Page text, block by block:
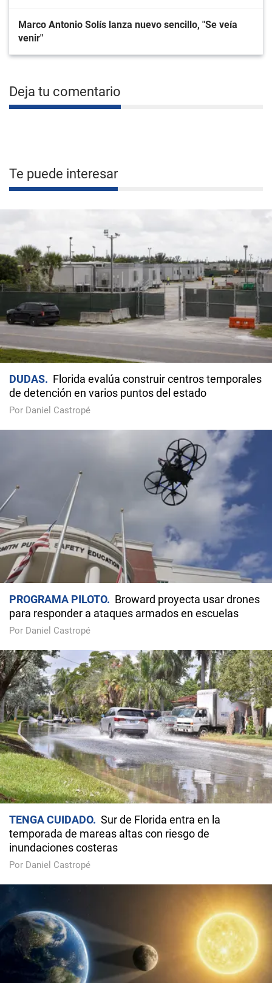
Marco Antonio Solís lanza nuevo sencillo, "Se veía
venir"
Deja tu comentario
Te puede interesar
DUDAS
Florida evalúa construir centros temporales
de detención en varios puntos del estado
Por Daniel Castropé
PROGRAMA PILOTO
Broward proyecta usar drones
para responder a ataques armados en escuelas
Por Daniel Castropé
TENGA CUIDADO
Sur de Florida entra en la
temporada de mareas altas con riesgo de
inundaciones costeras
Por Daniel Castropé